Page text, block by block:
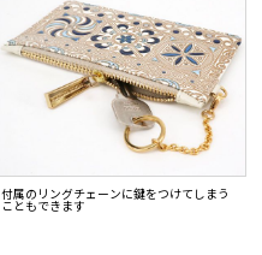
付属のリングチェーンに鍵をつけてしまう
こともできます